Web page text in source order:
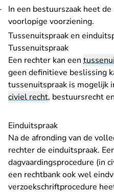
In een bestuurszaak heet
voorlopige voorziening.
Tussenuitspraak en
Tussenuitspraak
Een rechter kan een
geen definitieve beslissing
tussenuitspraak is mogelijk
civiel recht, bestuursrecht
Einduitspraak
Na de afronding van de
rechter de einduitspraak.
dagvaardingsprocedure (in
een rechtbank ook wel
verzoekschriftprocedure